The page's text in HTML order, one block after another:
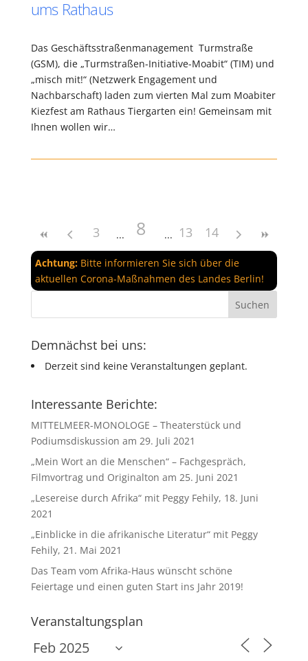
ums Rathaus
Das Geschäftsstraßenmanagement Turmstraße
(GSM), die „Turmstraßen-Initiative-Moabit“ (TIM) und
„misch mit!“ (Netzwerk Engagement und
Nachbarschaft) laden zum vierten Mal zum Moabiter
Kiezfest am Rathaus Tiergarten ein! Gemeinsam mit
Ihnen wollen wir…
3 8 13 14
Achtung:Bitte informieren Sie sich über die
aktuellen Corona-Maßnahmen des Landes Berlin!
Demnächst bei uns:
Derzeit sind keine Veranstaltungen geplant.
Interessante Berichte:
MITTELMEER-MONOLOGE – Theaterstück und
Podiumsdiskussion am 29. Juli 2021
„Mein Wort an die Menschen“ – Fachgespräch,
Filmvortrag und Originalton am 25. Juni 2021
„Lesereise durch Afrika“ mit Peggy Fehily, 18. Juni
2021
„Einblicke in die afrikanische Literatur“ mit Peggy
Fehily, 21. Mai 2021
Das Team vom Afrika-Haus wünscht schöne
Feiertage und einen guten Start ins Jahr 2019!
Veranstaltungsplan